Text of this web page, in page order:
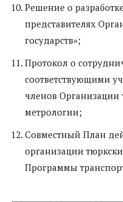
Решение о
представителях
государств»;
Протокол о
соответствующими
членов Организации
метрологии;
Совместный План
организации
Программы